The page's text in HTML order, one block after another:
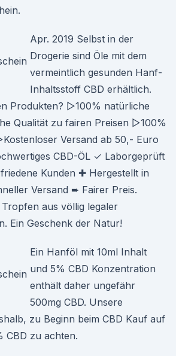
Apr. 2019 Selbst in der
Drogerie sind Öle mit dem
vermeintlich gesunden Hanf-
Inhaltsstoff CBD erhältlich.
Produkten? ▻100% natürliche
Qualität zu fairen Preisen ▻100%
Versand ab 50,- Euro
CBD-ÖL ✓ Laborgeprüft
Kunden ✚ Hergestellt in
Versand ➨ Fairer Preis.
aus völlig legaler
Ein Geschenk der Natur!
Ein Hanföl mit 10ml Inhalt
und 5% CBD Konzentration
enthält daher ungefähr
500mg CBD. Unsere
zu Beginn beim CBD Kauf auf
CBD zu achten.